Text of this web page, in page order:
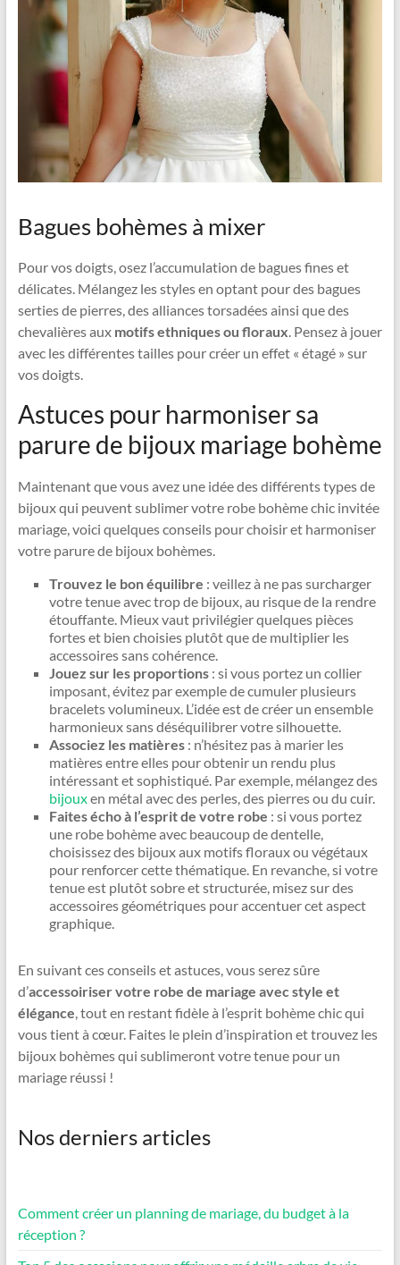
Bagues bohèmes à mixer
Pour vos doigts, osez l’accumulation de bagues fines et
délicates. Mélangez les styles en optant pour des bagues
serties de pierres, des alliances torsadées ainsi que des
chevalières aux motifs ethniques ou floraux. Pensez à jouer
avec les différentes tailles pour créer un effet « étagé » sur
vos doigts.
Astuces pour harmoniser sa
parure de bijoux mariage bohème
Maintenant que vous avez une idée des différents types de
bijoux qui peuvent sublimer votre robe bohème chic invitée
mariage, voici quelques conseils pour choisir et harmoniser
votre parure de bijoux bohèmes.
Trouvez le bon équilibre : veillez à ne pas surcharger
votre tenue avec trop de bijoux, au risque de la rendre
étouffante. Mieux vaut privilégier quelques pièces
fortes et bien choisies plutôt que de multiplier les
accessoires sans cohérence.
Jouez sur les proportions: si vous portez un collier
imposant, évitez par exemple de cumuler plusieurs
bracelets volumineux. L’idée est de créer un ensemble
harmonieux sans déséquilibrer votre silhouette.
Associez les matières: n’hésitez pas à marier les
matières entre elles pour obtenir un rendu plus
intéressant et sophistiqué. Par exemple, mélangez des
bijouxen métal avec des perles, des pierres ou du cuir.
Faites écho à l’esprit de votre robe : si vous portez
une robe bohème avec beaucoup de dentelle,
choisissez des bijoux aux motifs floraux ou végétaux
pour renforcer cette thématique. En revanche, si votre
tenue est plutôt sobre et structurée, misez sur des
accessoires géométriques pour accentuer cet aspect
graphique.
En suivant ces conseils et astuces, vous serez sûre
d’accessoiriser votre robe de mariage avec style et
élégance, tout en restant fidèle à l’esprit bohème chic qui
vous tient à cœur. Faites le plein d’inspiration et trouvez les
bijoux bohèmes qui sublimeront votre tenue pour un
mariage réussi !
Nos derniers articles
Comment créer un planning de mariage, du budget à la
réception ?